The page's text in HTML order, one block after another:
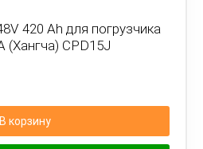
420 Ah для погрузчика
(Хангча) CPD15J
В корзину